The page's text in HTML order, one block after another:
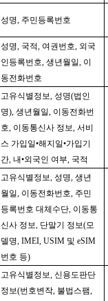
성명, 주민등록번호
성명, 국적, 여권번호, 외국
인등록번호, 생년월일, 이
동전화번호
고유식별정보, 성명(법인
명), 생년월일, 이동전화번
호, 이동통신사 정보, 서비
스 가입일•해지일•가입기
간, 내•외국인 여부, 국적
고유식별정보, 성명, 생년
월일, 이동전화번호, 주민
등록번호 대체수단, 이동통
신사 정보, 단말기 정보(모
델명, IMEI, USIM 및
eSIM
번호 등)
고유식별정보, 신용도판단
정보(번호변작, 불법스팸 ,